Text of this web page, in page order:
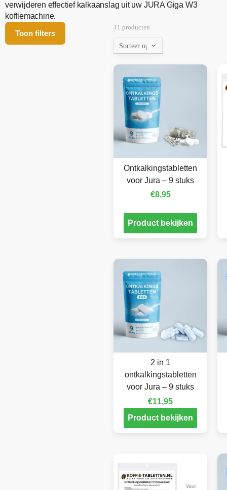
verwijderen effectief kalkaanslag uit uw JURA Giga W3
koffiemachine.
Toon filters
11 producten
Ontkalkingstabletten
voor Jura – 9 stuks
€8,95
Product bekijken
2 in 1
ontkalkingstabletten
voor Jura – 9 stuks
€11,95
Product bekijken